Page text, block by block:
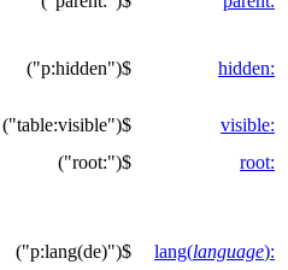
:hidden
$("p:hidden")
:visible
$("table:visible")
:root
$(":root")
:lang(
language)
$("p:lang(de)")